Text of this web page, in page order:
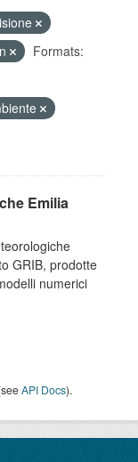
Formats:
Emilia
GRIB, prodotte
numerici
API Docs).